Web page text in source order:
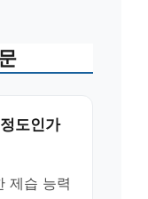
도인가
제습 능력